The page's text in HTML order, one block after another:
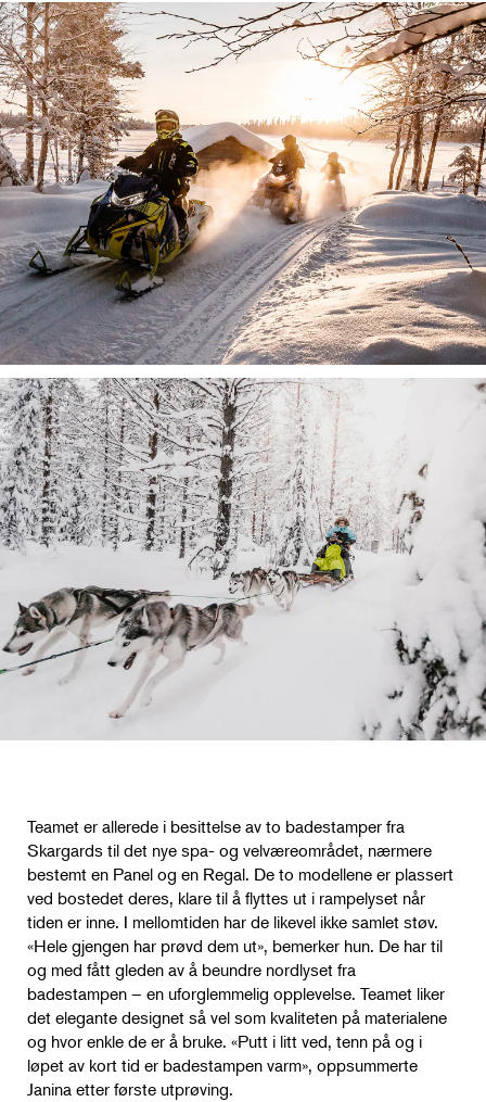
Teamet er allerede i besittelse av to badestamper fra
Skargards til det nye spa- og velværeområdet, nærmere
bestemt en Panel og en Regal. De to modellene er plassert
ved bostedet deres, klare til å flyttes ut i rampelyset når
tiden er inne. I mellomtiden har de likevel ikke samlet støv.
«Hele gjengen har prøvd dem ut», bemerker hun. De har til
og med fått gleden av å beundre nordlyset fra
badestampen – en uforglemmelig opplevelse. Teamet liker
det elegante designet så vel som kvaliteten på materialene
og hvor enkle de er å bruke. «Putt i litt ved, tenn på og i
løpet av kort tid er badestampen varm», oppsummerte
Janina etter første utprøving.